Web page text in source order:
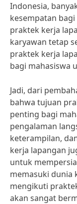
Indonesia,
kesempatan
praktek kerja
karyawan tetap
praktek kerja
bagi mahasiswa
Jadi, dari
bahwa tujuan
penting bagi
pengalaman
keterampilan,
kerja lapangan
untuk
memasuki dunia
mengikuti
akan sangat